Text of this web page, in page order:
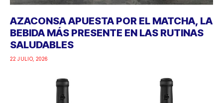
AZACONSA APUESTA POR EL MATCHA, LA
BEBIDA MÁS PRESENTE EN LAS RUTINAS
SALUDABLES
22 JULIO, 2026